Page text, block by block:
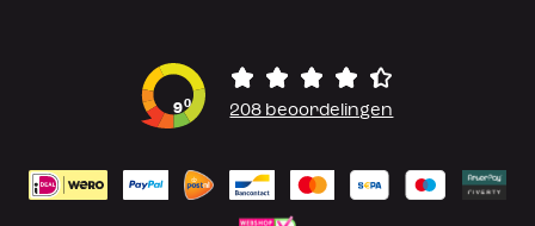
90 208 beoordelingen